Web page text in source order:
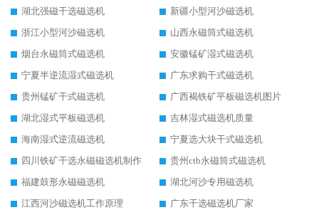
湖北强磁干选磁选机
新疆小型河沙磁选机
浙江小型河沙磁选机
山西永磁筒式磁选机
烟台永磁筒式磁选机
安徽锰矿湿式磁选机
宁夏半逆流湿式磁选机
广东求购干式磁选机
贵州锰矿干式磁选机
广西褐铁矿平板磁选机图片
湖北湿式平板磁选机
吉林湿式磁选机质量
海南湿式逆流磁选机
宁夏选大块干式磁选机
四川铁矿干选永磁磁选机制作
贵州ctb永磁筒式磁选机
福建鼓形永磁磁选机
湖北河沙专用磁选机
江西河沙磁选机工作原理
广东干选磁选机厂家